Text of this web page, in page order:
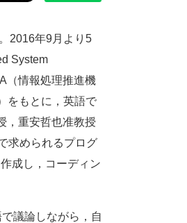
2016年9月より 5
System
（情報処理推進機
をもとに，英語で
，重安哲也准教授
求められるプログ
成し，コーディン
議論しながら，自